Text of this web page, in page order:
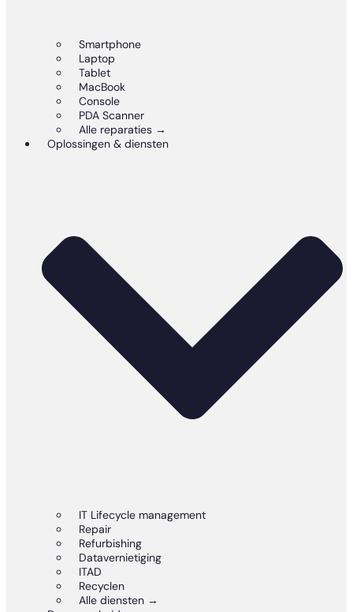
Smartphone
Laptop
Tablet
MacBook
Console
PDA Scanner
Alle reparaties →
Oplossingen & diensten
IT Lifecycle management
Repair
Refurbishing
Datavernietiging
ITAD
Recyclen
Alle diensten →